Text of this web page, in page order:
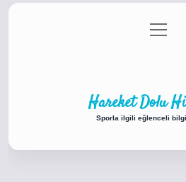
Gizlilik Politikası
menüyü
aç
Hareket Dolu
Sporla ilgili eğlenceli